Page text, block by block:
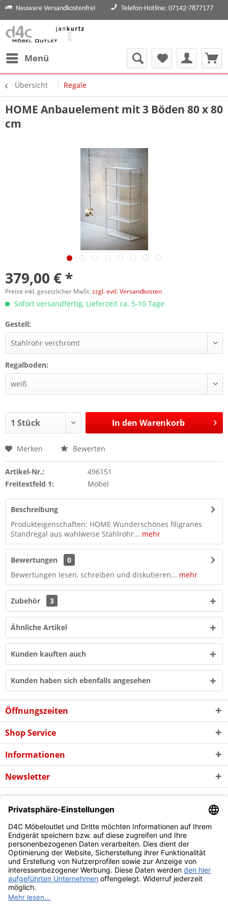
Neuware Versandkostenfrei Telefon-Hotline: 07142-7877177
Menü
Übersicht Regale
HOME Anbauelement mit 3 Böden 80 x 80
cm
379,00 € *
Preise inkl. gesetzlicher MwSt.zzgl. evtl. Versandkosten
Sofort versandfertig, Lieferzeit ca. 5-10 Tage
Gestell:
Regalboden:
In den Warenkorb
Merken Bewerten
Artikel-Nr.:
496151
Freitextfeld 1:
Möbel
Beschreibung
Produkteigenschaften: HOME Wunderschönes filigranes
Standregal aus wahlweise Stahlrohr... mehr
Bewertungen
0
Bewertungen lesen, schreiben und diskutieren... mehr
Zubehör 3
Ähnliche Artikel
Kunden kauften auch
Kunden haben sich ebenfalls angesehen
Öffnungszeiten
Shop Service
Informationen
Newsletter
* Alle Preise inkl. gesetzl. Mehrwertsteuer zzgl. evtl.
und
ggf. Nachnahmegebühren, wenn nicht anders beschrieben
Copyright © d4c Möbel Outlet - Alle Rechte vorbehalten
Diese Website benutzt Cookies, die für den technischen Betrieb
der Website erforderlich sind und stets gesetzt werden.
Andere Cookies, die den Komfort bei Benutzung dieser Website
erhöhen, der Direktwerbung dienen oder die Interaktion mit